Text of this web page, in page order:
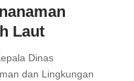
Laut
Dinas
dan Lingkungan